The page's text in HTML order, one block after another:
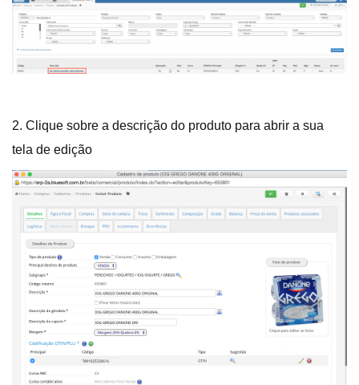
2. Clique sobre a descrição do produto para abrir a sua
tela de edição